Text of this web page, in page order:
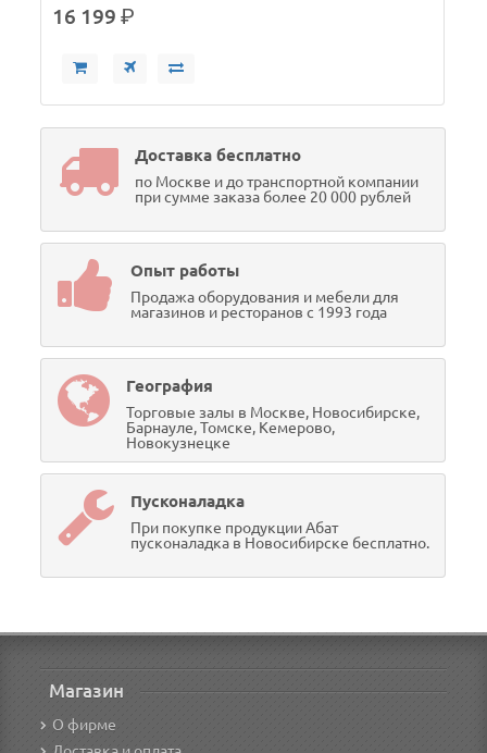
16 199р.
Доставка бесплатно
по Москве и до транспортной компании
при сумме заказа более 20 000 рублей
Опыт работы
Продажа оборудования и мебели для
магазинов и ресторанов с 1993 года
География
Торговые залы в Москве, Новосибирске,
Барнауле, Томске, Кемерово,
Новокузнецке
Пусконаладка
При покупке продукции Абат
пусконаладка в Новосибирске бесплатно.
Магазин
О фирме